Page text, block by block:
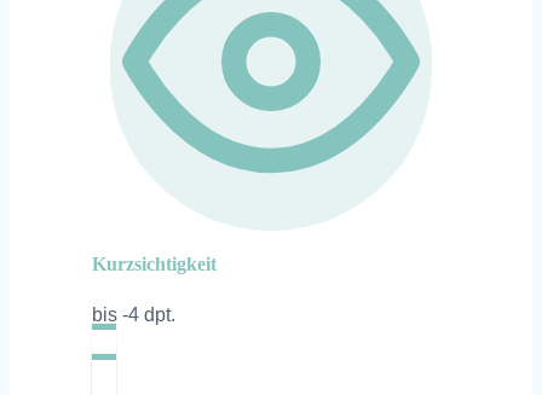
Kurzsichtigkeit
bis -4 dpt.